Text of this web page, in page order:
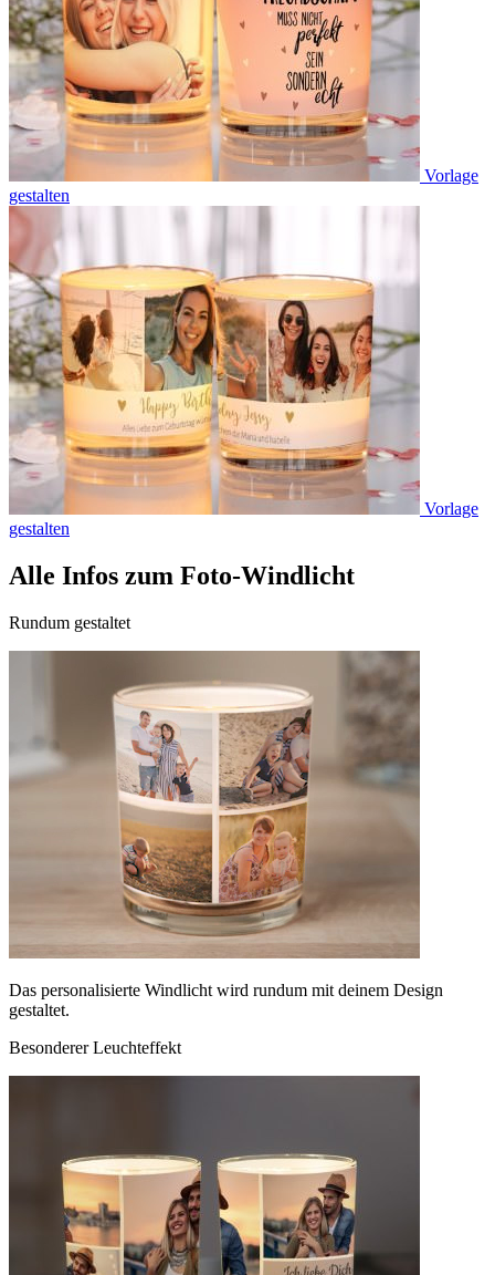
Vorlage
gestalten
Vorlage
gestalten
Alle Infos zum Foto-Windlicht
Rundum gestaltet
Das personalisierte Windlicht wird rundum mit deinem Design
gestaltet.
Besonderer Leuchteffekt